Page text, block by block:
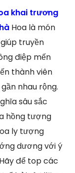
khai trương
Hoa là món
truyền
điệp mến
thành viên
nhau rộng.
sâu sắc
hồng tượng
ly tượng
dương với ý
để top các